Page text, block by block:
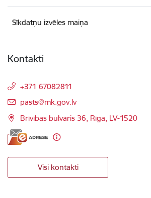
Sīkdatņu izvēles maiņa
Kontakti
+371 67082811
E-pasts:
pasts@mk.gov.lv
Brīvības bulvāris 36, Rīga, LV-1520
Visi kontakti